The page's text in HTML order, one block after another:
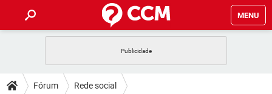
MENU
CELULAR
DICAS
Fórum Rede social